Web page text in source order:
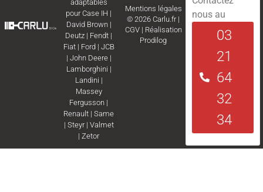
adaptables
pourCase IH |
David Brown|
Deutz | Fendt |
Fiat| Ford | JCB
| John Deere|
Lamborghini |
Landini |
Massey
Fergusson |
Renault |Same
| Steyr| Valmet
|Zetor
Mentions légales
© 2026 Carlu.fr |
CGV| Réalisation
Prodilog
nous au
03
21
64
32
34